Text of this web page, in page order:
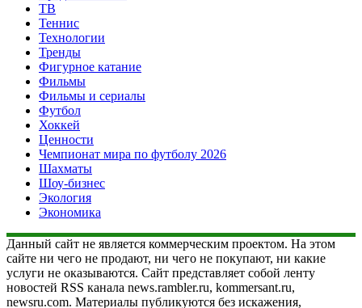
ТВ
Теннис
Технологии
Тренды
Фигурное катание
Фильмы
Фильмы и сериалы
Футбол
Хоккей
Ценности
Чемпионат мира по футболу 2026
Шахматы
Шоу-бизнес
Экология
Экономика
Данный сайт не является коммерческим проектом. На этом
сайте ни чего не продают, ни чего не покупают, ни какие
услуги не оказываются. Сайт представляет собой ленту
новостей RSS канала news.rambler.ru, kommersant.ru,
newsru.com. Материалы публикуются без искажения,